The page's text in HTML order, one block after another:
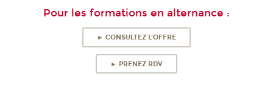
Pour les formations en alternance :
► CONSULTEZ L'OFFRE
► PRENEZ RDV